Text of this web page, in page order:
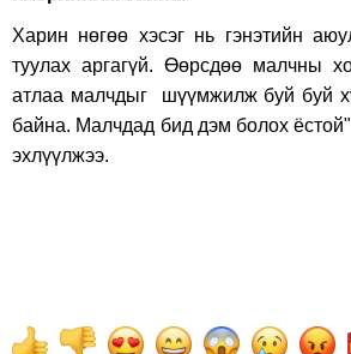
Харин нөгөө хэсэг нь гэнэтийн
туулах аргагүй. Өөрсдөө малчны
атлаа малчдыг шүүмжилж буй буй
байна. Малчдад бид дэм болох
эхлүүлжээ.